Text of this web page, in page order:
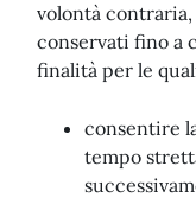
volontà
conservati fino a
finalità per le
consentire
tempo